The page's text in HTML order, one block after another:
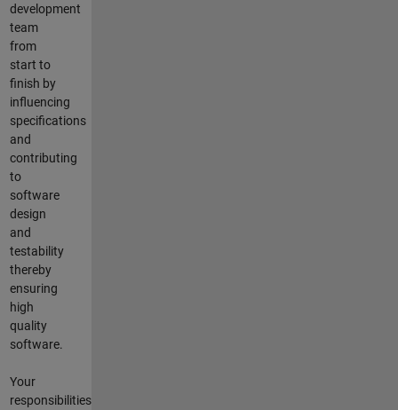
development
team
from
start to
finish by
influencing
specifications
and
contributing
to
software
design
and
testability
thereby
ensuring
high
quality
software.
Your
responsibilities